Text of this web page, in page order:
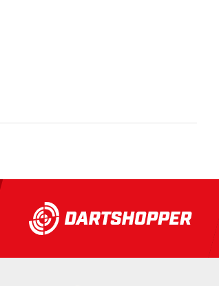
for 24 timer Gratisfragt ved køb over